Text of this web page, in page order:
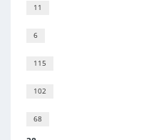
11
6
115
102
68